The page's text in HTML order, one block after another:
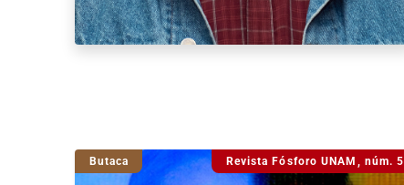
Revista Fósforo UNAM, núm. 5
Butaca